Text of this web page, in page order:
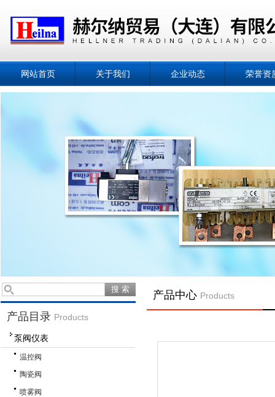
网站首页 关于我们 企业动态 荣誉资
产品目录 Products
泵阀仪表
温控阀
陶瓷阀
喷雾阀
产品中心 Products